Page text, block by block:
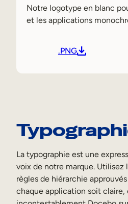
Notre logotype en blanc
et les applications
.PNG
La typographie est une
voix de notre marque. Utilisez
règles de hiérarchie
chaque application soit